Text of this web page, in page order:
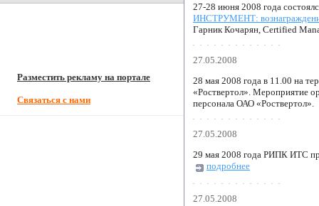
Разместить рекламу на портале
Связаться с нами
27-28 июня 2008 года
ИНСТРУМЕНТ: вознаграждение
Гарник Кочарян, Certified
27.05.2008
28 мая 2008 года в 11.00 на
«Роствертол». Мероприятие
персонала ОАО «Роствертол».
27.05.2008
29 мая 2008 года РИПК ИТС
подробнее
27.05.2008